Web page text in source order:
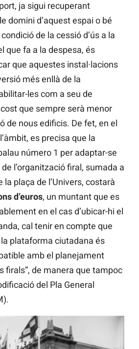
ja sigui recuperant
domini d’aquest espai o bé
de la cessió d’ús a la
que fa a la despesa, és
que aquestes instal·lacions
més enllà de la
les com a seu de
que sempre serà menor
de nous edificis. De fet, en el
es precisa que la
número 1 per adaptar-se
l’organització firal, sumada a
la plaça de l’Univers, costarà
d’euros, un muntant que es
en el cas d’ubicar-hi el
cal tenir en compte que
la plataforma ciutadana és
amb el planejament
firals”, de manera que tampoc
del Pla General